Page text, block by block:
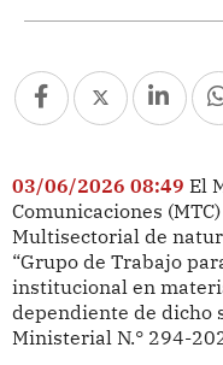
03/06/2026 08:49 El
Comunicaciones
Multisectorial de
“Grupo de Trabajo
institucional en
dependiente de dicho
Ministerial N.° 294-